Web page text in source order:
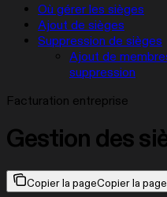
Où gérer les sièges
Ajout de sièges
Suppression de sièges
Ajout de
suppression
Facturation entreprise
Gestion des
Copier la pageCopier la page